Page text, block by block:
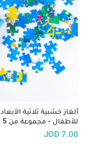
ألغاز خشبية ثلاثية الأبعاد
للأطفال - مجموعة من 5
ألعاب تعليمية مُحفزة
7.00
JOD